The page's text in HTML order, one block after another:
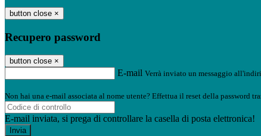
button close ×
Recupero password
button close ×
E-mail Verrà inviato un messaggio
Non hai una e-mail associata al nome utente? Effettua il reset della password
E-mail inviata, si prega di controllare la casella di posta elettronica!